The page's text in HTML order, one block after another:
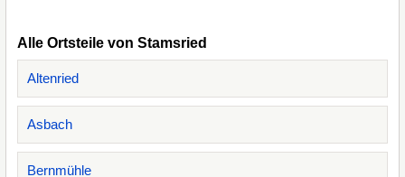
Alle Ortsteile von Stamsried
Altenried
Asbach
Bernmühle